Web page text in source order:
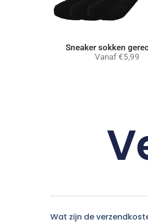
Sneaker sokken
Vanaf €5,99
Wat zijn de